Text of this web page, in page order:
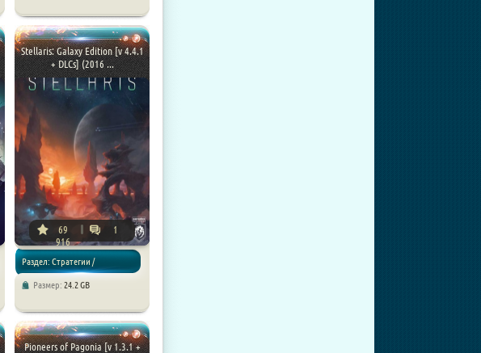
Stellaris: Galaxy Edition [v 4.4.1
+ DLCs] (2016 ...
69
916
1
Раздел: Стратегии /
Размер: 24.2 GB
Pioneers of Pagonia [v 1.3.1 +